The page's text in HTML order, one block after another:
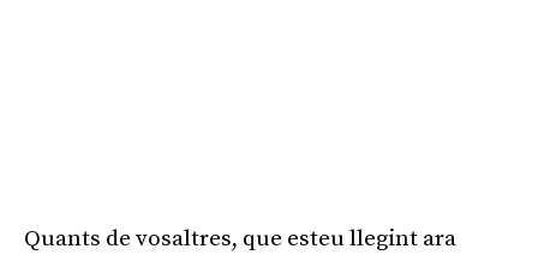
Quants de vosaltres, que esteu llegint ara